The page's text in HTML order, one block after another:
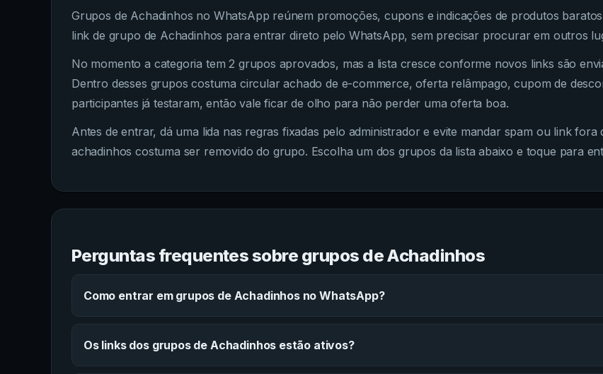
Grupos de Achadinhos no WhatsApp reúnem promoções, cupons e indicações de produtos
link de grupo de Achadinhos para entrar direto pelo WhatsApp, sem precisar procurar em outros
No momento a categoria tem 2 grupos aprovados, mas a lista cresce conforme novos links são
Dentro desses grupos costuma circular achado de e-commerce, oferta relâmpago, cupom de
participantes já testaram, então vale ficar de olho para não perder uma oferta boa.
Antes de entrar, dá uma lida nas regras fixadas pelo administrador e evite mandar spam ou link
achadinhos costuma ser removido do grupo. Escolha um dos grupos da lista abaixo e toque para
Perguntas frequentes sobre grupos deAchadinhos
Como entrar em grupos de Achadinhos no WhatsApp?
Os links dos grupos de Achadinhos estão ativos?